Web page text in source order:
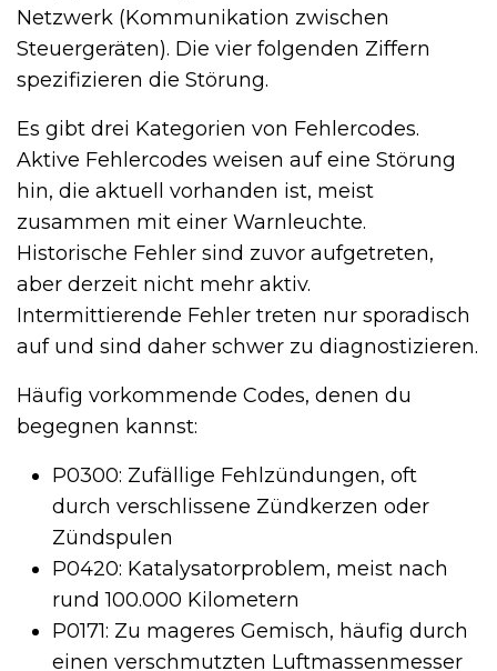
Netzwerk (Kommunikation zwischen
Steuergeräten). Die vier folgenden Ziffern
spezifizieren die Störung.
Es gibt drei Kategorien von Fehlercodes.
Aktive Fehlercodes weisen auf eine Störung
hin, die aktuell vorhanden ist, meist
zusammen mit einer Warnleuchte.
Historische Fehler sind zuvor aufgetreten,
aber derzeit nicht mehr aktiv.
Intermittierende Fehler treten nur sporadisch
auf und sind daher schwer zu diagnostizieren.
Häufig vorkommende Codes, denen du
begegnen kannst:
P0300: Zufällige Fehlzündungen, oft
durch verschlissene Zündkerzen oder
Zündspulen
P0420: Katalysatorproblem, meist nach
rund 100.000 Kilometern
P0171: Zu mageres Gemisch, häufig durch
einen verschmutzten Luftmassenmesser